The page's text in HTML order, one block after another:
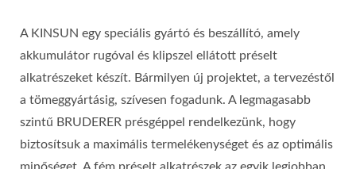
A KINSUN egy speciális gyártó és beszállító, amely
akkumulátor rugóval és klipszel ellátott préselt
alkatrészeket készít. Bármilyen új projektet, a tervezéstől
a tömeggyártásig, szívesen fogadunk. A legmagasabb
szintű BRUDERER présgéppel rendelkezünk, hogy
biztosítsuk a maximális termelékenységet és az optimális